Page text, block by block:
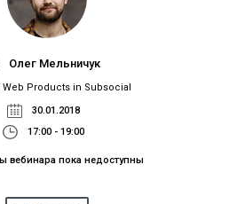
Олег Мельничук
Web Products in Subsocial
30.01.2018
17:00 - 19:00
вебинара пока недоступны